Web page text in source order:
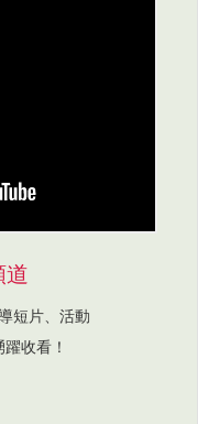
道
短片、活動
收看！